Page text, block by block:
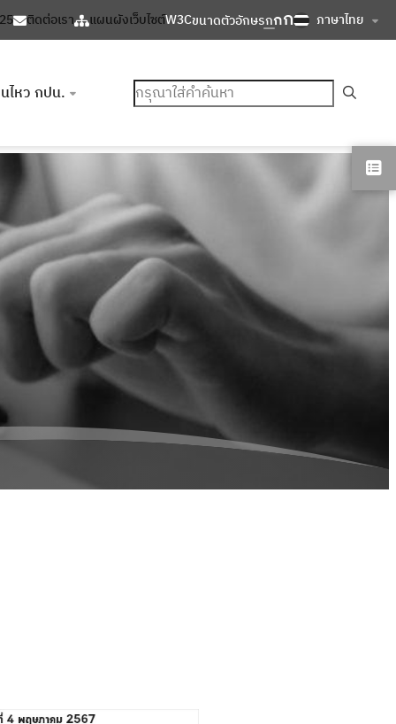
ติดต่อเรา แผนผังเว็บไซต์W3Cขนาดตัวอักษรกกก ภาษาไทย
ไหว กปน. ค้นหา